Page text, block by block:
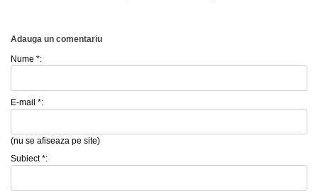
Adauga un comentariu
Nume *:
E-mail *:
(nu se afiseaza pe site)
Subiect *: